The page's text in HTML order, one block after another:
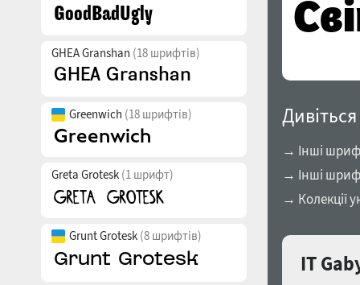
GHEA Granshan (18 шрифтів)
Greenwich (18 шрифтів)
Greta Grotesk (1 шрифт)
Grunt Grotesk (8 шрифтів)
→ Інші
→ Інші
→ Колекції
IT